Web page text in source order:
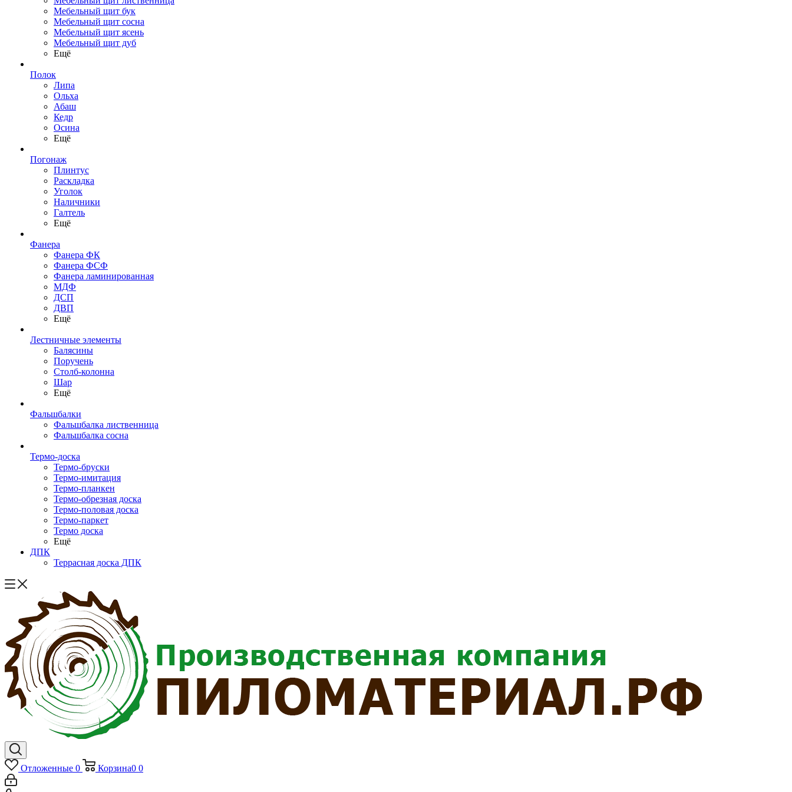
Мебельный щит бук
Мебельный щит сосна
Мебельный щит ясень
Мебельный щит дуб
Ещё
Полок
Липа
Ольха
Абаш
Кедр
Осина
Ещё
Погонаж
Плинтус
Раскладка
Уголок
Наличники
Галтель
Ещё
Фанера
Фанера ФК
Фанера ФСФ
Фанера ламинированная
МДФ
ДСП
ДВП
Ещё
Лестничные элементы
Балясины
Поручень
Столб-колонна
Шар
Ещё
Фальшбалки
Фальшбалка лиственница
Фальшбалка сосна
Термо-доска
Термо-бруски
Термо-имитация
Термо-планкен
Термо-обрезная доска
Термо-половая доска
Термо-паркет
Термо доска
Ещё
ДПК
Террасная доска ДПК
Отложенные 0 Корзина0 0